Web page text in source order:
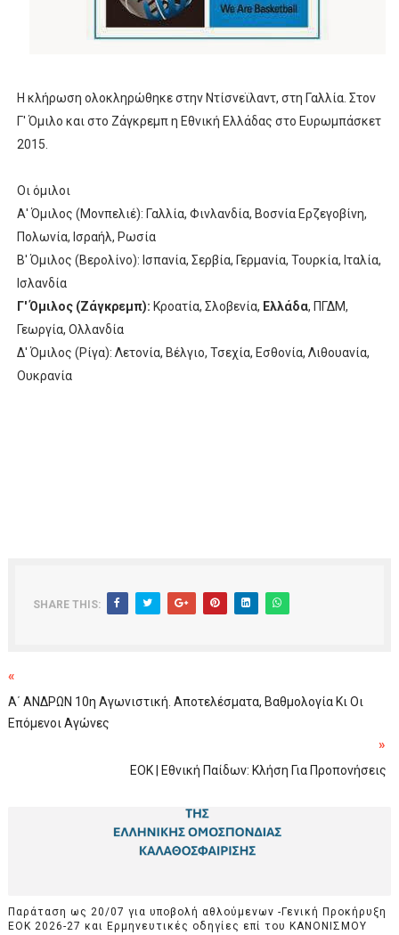
Η κλήρωση ολοκληρώθηκε στην Ντίσνεϊλαντ, στη Γαλλία. Στον
Γ' Όμιλο και στο Ζάγκρεμπ η Εθνική Ελλάδας στο Ευρωμπάσκετ
2015.
Οι όμιλοι
Α' Όμιλος (Μονπελιέ): Γαλλία, Φινλανδία, Βοσνία Ερζεγοβίνη,
Πολωνία, Ισραήλ, Ρωσία
Β' Όμιλος (Βερολίνο): Ισπανία, Σερβία, Γερμανία, Τουρκία, Ιταλία,
Ισλανδία
Γ' Όμιλος (Ζάγκρεμπ): Κροατία, Σλοβενία, Ελλάδα, ΠΓΔΜ,
Γεωργία, Ολλανδία
Δ' Όμιλος (Ρίγα): Λετονία, Βέλγιο, Τσεχία, Εσθονία, Λιθουανία,
Ουκρανία
SHARE THIS:
«
Α΄ ΑΝΔΡΩΝ 10η Αγωνιστική. Αποτελέσματα, Βαθμολογία Κι Οι
Επόμενοι Αγώνες
»
ΕΟΚ | Εθνική Παίδων: Κλήση Για Προπονήσεις
Παράταση ως 20/07 για υποβολή αθλούμενων -Γενική Προκήρυξη
ΕΟΚ 2026-27 και Ερμηνευτικές οδηγίες επί του ΚΑΝΟΝΙΣΜΟΥ